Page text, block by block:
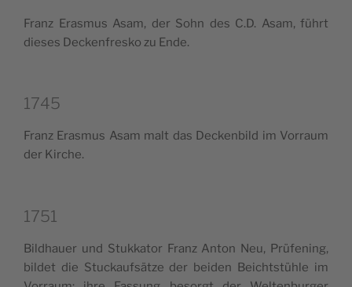
Franz Era­smus Asam, der Sohn des C.D. Asam, führt
die­ses Dec­ken­fre­sko zu Ende.
1745
Franz Era­smus Asam malt das Dec­ken­bild im Vor­raum
der Kirche.
1751
Bil­d­hauer und Stuk­ka­tor Franz Anton Neu, Prü­fe­ning,
bil­det die Stuc­kauf­sä­tze der bei­den Bei­ch­tstü­hle im